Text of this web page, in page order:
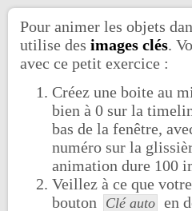
Pour animer les objets
utilise des images clés.
avec ce petit exercice :
Créez une boite au
bien à 0 sur la
bas de la fenêtre,
numéro sur la
animation dure 100
Veillez à ce que
bouton
Clé auto en